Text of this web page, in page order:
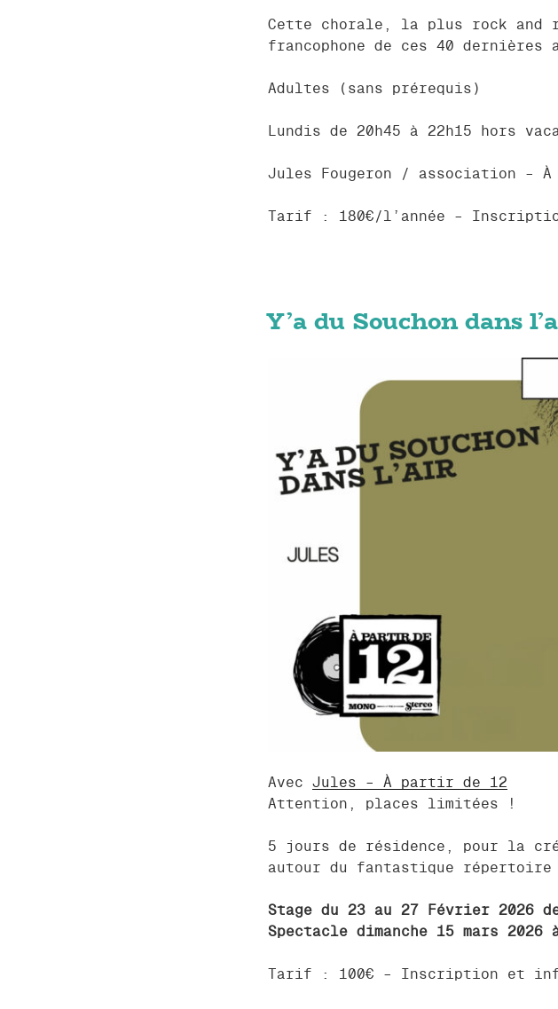
Cette chorale, la plus rock
francophone de ces 40 dernières
Adultes (sans prérequis)
Lundis de 20h45 à 22h15 hors
Jules Fougeron / association –
Tarif : 180€/l’année –
Y’a du Souchon dans
Avec Jules – À partir de 12
Attention, places limitées !
5 jours de résidence, pour la
autour du fantastique répertoire
Stage du 23 au 27 Février 2026
Spectacle dimanche 15 mars 2026
Tarif : 100€ – Inscription et